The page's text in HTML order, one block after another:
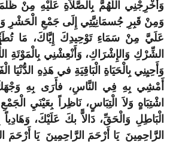
وَأَخْرِجْنِي اللَّهُمَّ بِالصَّلاَةِ عَلَيْهِ مِنْ
وَمِنْ قَبِرِ جُسمَانِيَّتِي إِلَى جَمْعِ الْحَشْرِ
عَلَيَّ مِنْ سَمَاءِ تَوْحِيدِكَ إِيَّاكَ، مَا
الشِّرْكِ وَالإِشْرَاكِ، وَأَنْعِشْنِي بِالْمَوْتَةِ
وَأَحِيِنِي بِالْحَيَاةِ الْبَاقِيَةِ في هَذِهِ الدُّنْيَا
أَمْشِي بِهِ فِي النَّاسِ، فأَرَى بِهِ وَجْهَكَ
اشْتِبَاهٍ وَلاَ الْتِبَاسٍ، نَاظِراً بِعَيْنَيِ
الْبَاطِلِ وَالْحَقِّ، دَالاًّ بكَ عَلَيْكَ، وَهَادِياً
الرَّاحِمِينَ يَا أَرْحَمَ الرَّاحِمِينَ يَا